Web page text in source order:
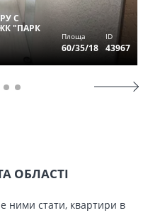
С
"ПАРК
Площа
60/35/18
ID
43967
ОБЛАСТІ
ними стати, квартири в